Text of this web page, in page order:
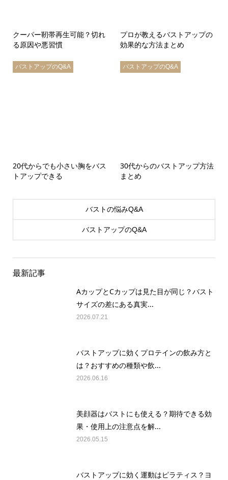
クーパー靭帯再生可能？切れ
る原因や悪習慣
プロが教えるバストアップの
効果的な方法まとめ
バストアップのQ&A
20代からでも小さい胸をバス
トアップできる
バストアップのQ&A
30代からのバストアップ方法
まとめ
バストの悩みQ&A
バストアップのQ&A
最新記事
AカップとCカップは見た目が同じ？バスト
サイズの差にある真実...
2026.07.21
バストアップに効くプロテインの飲み方と
は？おすすめの種類や飲...
2026.06.16
美顔器はバストにも使える？期待できる効
果・使用上の注意点を解...
2026.05.15
バストアップに効く運動はピラティス？ヨ